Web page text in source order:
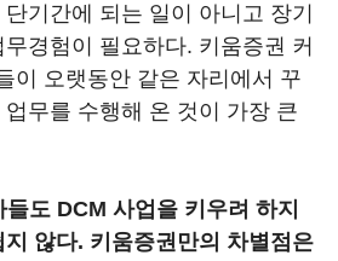
기간에 되는 일이 아니고 장기
경험이 필요하다. 키움증권 커
이 오랫동안 같은 자리에서 꾸
무를 수행해 온 것이 가장 큰
도 DCM 사업을 키우려 하지
않다. 키움증권만의 차별점은